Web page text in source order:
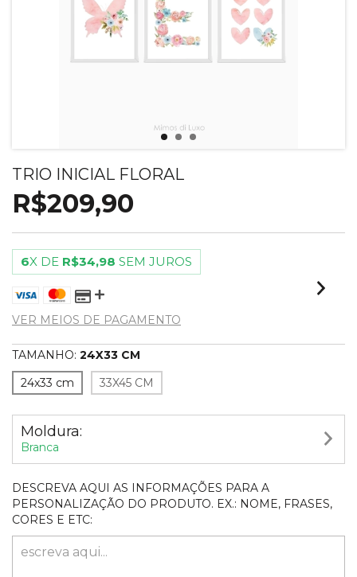
TRIO INICIAL FLORAL
R$209,90
6X DE R$34,98 SEM JUROS
VER MEIOS DE PAGAMENTO
TAMANHO: 24X33 CM
24x33 cm
33X45 CM
Moldura:
Branca
DESCREVA AQUI AS INFORMAÇÕES PARA A
PERSONALIZAÇÃO DO PRODUTO. EX.: NOME, FRASES,
CORES E ETC: